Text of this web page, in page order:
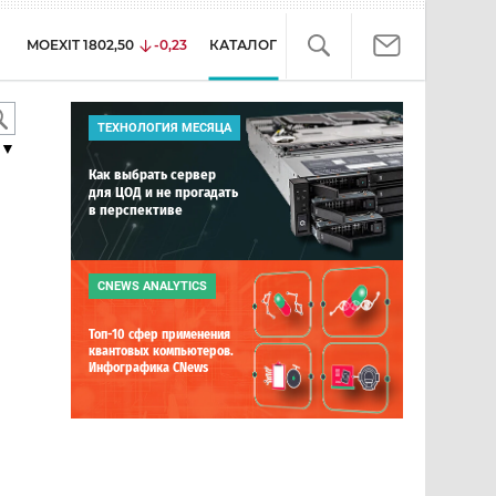
MOEXIT 1802,50 -0,23 КАТАЛОГ
ТЕХНОЛОГИЯ МЕСЯЦА
Как выбрать сервер
для ЦОД и не прогадать
в перспективе
CNEWS ANALYTICS
Топ-10 сфер применения
квантовых компьютеров.
Инфографика CNews